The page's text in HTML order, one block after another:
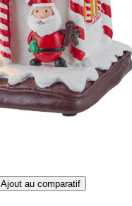
Ajout au comparatif